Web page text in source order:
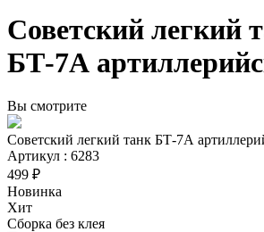
Советский легкий
БТ-7А
Вы смотрите
Советский легкий танк БТ-7А
Артикул : 6283
499 ₽
Новинка
Хит
Сборка без клея